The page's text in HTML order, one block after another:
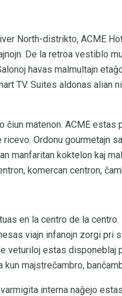
North-distrikto, ACME
De la retroa vestiblo
havas malmultajn
TV. Suites aldonas alian
matenon. ACME estas
Ordonu gourmetajn
manfaritan koktelon kaj
komercan centron,
en la centro de la
viajn infanojn zorgi pri
estas disponeblaj
majstreĉambro,
interna naĝejo